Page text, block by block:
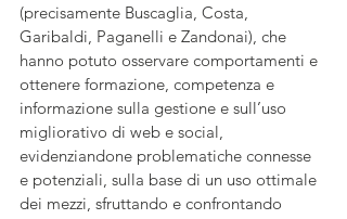
(precisamente Buscaglia, Costa,
Garibaldi, Paganelli e Zandonai), che
hanno potuto osservare comportamenti e
ottenere formazione, competenza e
informazione sulla gestione e sull’uso
migliorativo di web e social,
evidenziandone problematiche connesse
e potenziali, sulla base di un uso ottimale
dei mezzi, sfruttando e confrontando